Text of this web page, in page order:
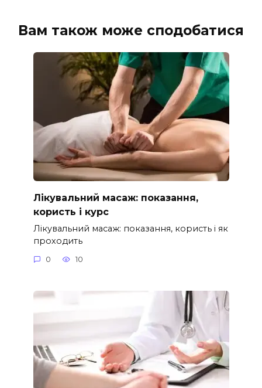
Вам також може сподобатися
Лікувальний масаж: показання,
користь і курс
Лікувальний масаж: показання, користь і як
проходить
0 10